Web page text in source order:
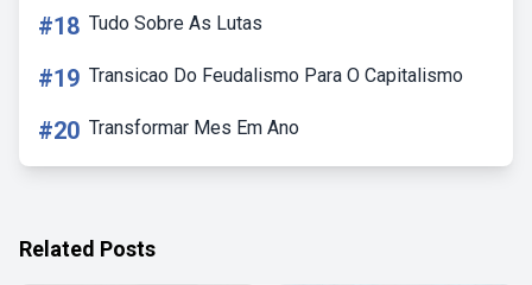
#18 Tudo Sobre As Lutas
#19 Transicao Do Feudalismo Para O Capitalismo
#20 Transformar Mes Em Ano
Related Posts